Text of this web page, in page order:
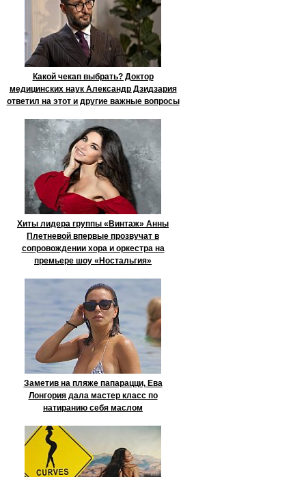
Какой чекап выбрать? Доктор
медицинских наук Александр Дзидзария
ответил на этот и другие важные вопросы
Хиты лидера группы «Винтаж» Анны
Плетневой впервые прозвучат в
сопровождении хора и оркестра на
премьере шоу «Ностальгия»
Заметив на пляже папарацци, Ева
Лонгория дала мастер класс по
натиранию себя маслом